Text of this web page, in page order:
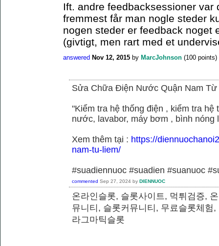
Ift. andre feedbacksessioner
fremmest får man nogle steder
nogen steder er feedback noget
(givtigt, men rart med et
answered Nov 12, 2015 by MarcJohnson (100 points)
Sửa Chữa Điện Nước Quận Nam Từ
"Kiểm tra hệ thống điện , kiểm tra
nước, lavabor, máy bơm , bình nóng
Xem thêm tại : https://
nam-tu-liem/
#suadiennuoc #suadien #suanuoc
commented Sep 27, 2024 by DIENNUOC
온라인슬롯, 슬롯사이트, 먹튀검증,
뮤니티, 슬롯커뮤니티, 무료슬롯체험
라그마틱슬롯